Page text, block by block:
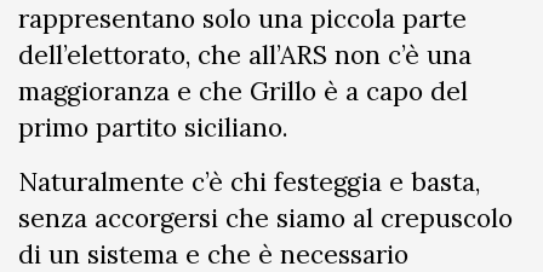
rappresentano solo una piccola parte
dell’elettorato, che all’ARS non c’è una
maggioranza e che Grillo è a capo del
primo partito siciliano.
Naturalmente c’è chi festeggia e basta,
senza accorgersi che siamo al crepuscolo
di un sistema e che è necessario